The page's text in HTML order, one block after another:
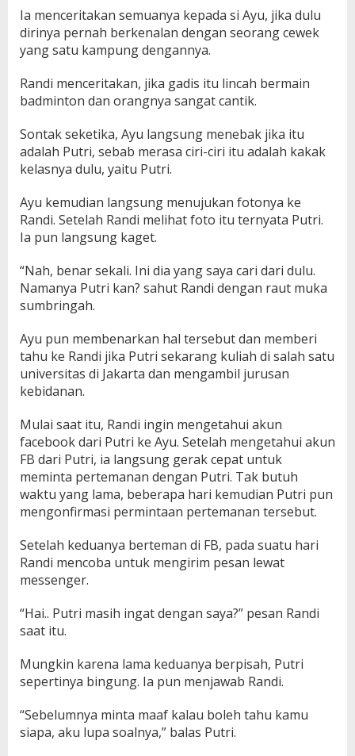
Ia menceritakan semuanya kepada si Ayu, jika dulu
dirinya pernah berkenalan dengan seorang cewek
yang satu kampung dengannya.
Randi menceritakan, jika gadis itu lincah bermain
badminton dan orangnya sangat cantik.
Sontak seketika, Ayu langsung menebak jika itu
adalah Putri, sebab merasa ciri-ciri itu adalah kakak
kelasnya dulu, yaitu Putri.
Ayu kemudian langsung menujukan fotonya ke
Randi. Setelah Randi melihat foto itu ternyata Putri.
Ia pun langsung kaget.
“Nah, benar sekali. Ini dia yang saya cari dari dulu.
Namanya Putri kan? sahut Randi dengan raut muka
sumbringah.
Ayu pun membenarkan hal tersebut dan memberi
tahu ke Randi jika Putri sekarang kuliah di salah satu
universitas di Jakarta dan mengambil jurusan
kebidanan.
Mulai saat itu, Randi ingin mengetahui akun
facebook dari Putri ke Ayu. Setelah mengetahui akun
FB dari Putri, ia langsung gerak cepat untuk
meminta pertemanan dengan Putri. Tak butuh
waktu yang lama, beberapa hari kemudian Putri pun
mengonfirmasi permintaan pertemanan tersebut.
Setelah keduanya berteman di FB, pada suatu hari
Randi mencoba untuk mengirim pesan lewat
messenger.
“Hai.. Putri masih ingat dengan saya?” pesan Randi
saat itu.
Mungkin karena lama keduanya berpisah, Putri
sepertinya bingung. Ia pun menjawab Randi.
“Sebelumnya minta maaf kalau boleh tahu kamu
siapa, aku lupa soalnya,” balas Putri.